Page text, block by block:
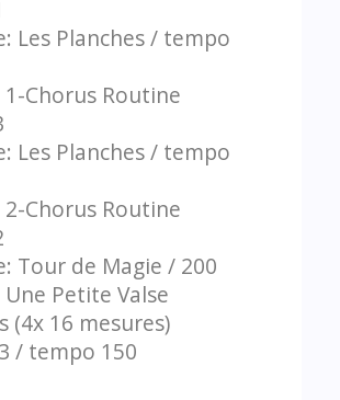
Les Planches / tempo
Routine
Les Planches / tempo
Routine
Tour de Magie / 200
Petite Valse
(4x 16 mesures)
/ tempo 150